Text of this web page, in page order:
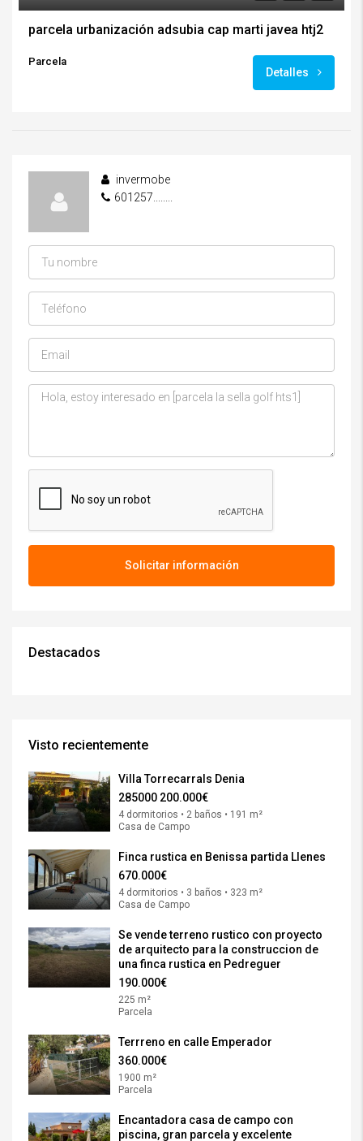
parcela urbanización adsubia cap marti javea htj2
Parcela
Detalles
invermobe
601257........
Solicitar información
Destacados
Visto recientemente
Villa Torrecarrals Denia
285000 200.000€
4 dormitorios • 2 baños • 191 m²
Casa de Campo
Finca rustica en Benissa partida Llenes
670.000€
4 dormitorios • 3 baños • 323 m²
Casa de Campo
Se vende terreno rustico con proyecto
de arquitecto para la construccion de
una finca rustica en Pedreguer
190.000€
225 m²
Parcela
Terrreno en calle Emperador
360.000€
1900 m²
Parcela
Encantadora casa de campo con
piscina, gran parcela y excelente